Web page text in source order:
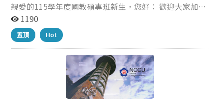
親愛的115學年度國教碩專班新生，您好： 歡迎大家加入
「國教碩家族」。在成為家族成員之前，要先完成報到驗
證程序，才算正式成為我們的家族成員唷！ 國教碩專班正
取生報到驗證程序 一、報到驗證形式： 通訊報到驗證：
115/05/9(六)前(以郵戳為憑)掛號郵寄至「116 臺北市文
山區指南路2段64號 百年樓三樓 政治大學國文教學碩士
在職專班辦公室收」。 二、報到驗證資料： (1) 115報到
意願書：下載完成填寫並印出。 (2) 最高學歷畢業證書正
本或影本一份(改名者須附戶籍謄本影本)：如提交影本須
1190
置頂 Hot